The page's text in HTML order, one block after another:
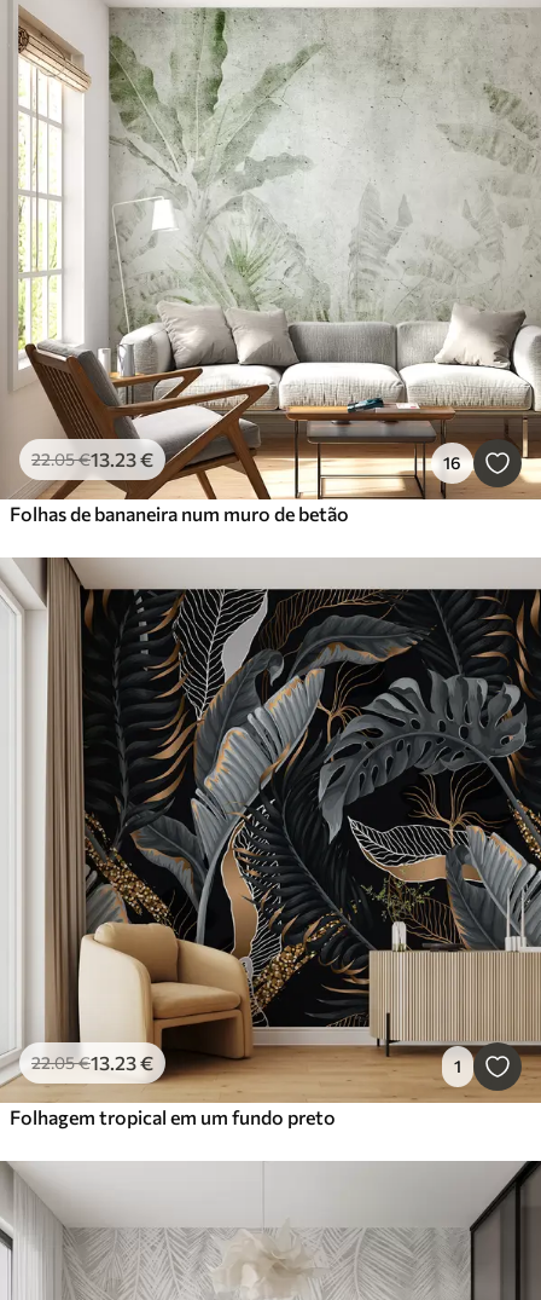
22.05€13.23€ 16
Folhas de bananeira num muro de betão
22.05€13.23€ 1
Folhagem tropical em um fundo preto